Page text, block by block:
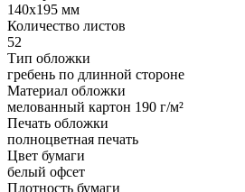
140х195 мм
Количество листов
52
Тип обложки
гребень по длинной стороне
Материал обложки
мелованный картон 190 г/м²
Печать обложки
полноцветная печать
Цвет бумаги
белый офсет
Плотность бумаги